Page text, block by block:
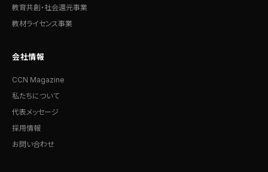
教育共創・社会還元事業
教材ライセンス事業
会社情報
CCN Magazine
私たちについて
代表メッセージ
採用情報
お問い合わせ